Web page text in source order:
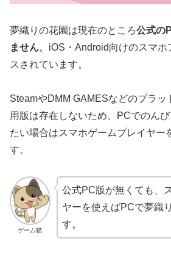
夢織りの花園は現在のところ公式の
ません。iOS・Android向けのスマホ
スされています。
SteamやDMM GAMESなどのプラ
用版は存在しないため、PCでのん
たい場合はスマホゲームプレイヤー
す。
ゲーム猫
公式PC版が無くても、
ヤーを使えばPCで夢織
す。